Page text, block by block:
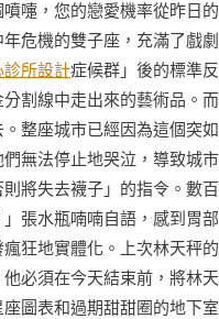
嚏，您的戀愛機率從昨日
危機的雙子座，充滿了戲
診所設計症候群」後的標準
割線中走出來的藝術品。
整座城市已經因為這個突
無法停止地哭泣，導致城
將失去襪子」的指令。數
」張水瓶喃喃自語，感到
狂地實體化。上次林天秤
必須在今天結束前，將林
圖表和過期甜甜圈的地下